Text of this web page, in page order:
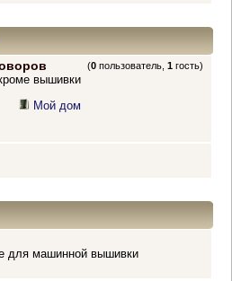
(0 пользователь,1 гость)
вышивки
Мой дом
для машинной вышивки